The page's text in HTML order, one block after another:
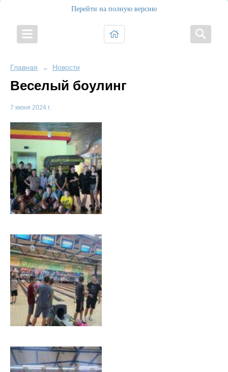
Перейти на полную версию
Главная → Новости
Веселый боулинг
7 июня 2024 г.